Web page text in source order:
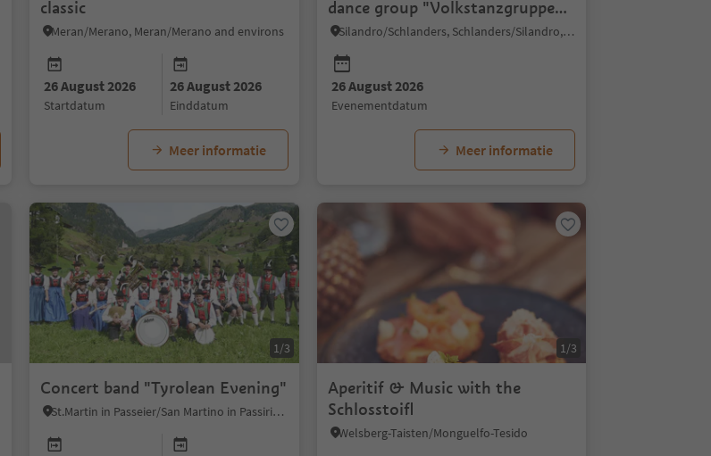
classic
Meran/Merano, Meran/Merano and environs
26 August 2026
startdatum
26 August 2026
einddatum
Meer informatie
dance group "Volkstanzgruppe
Schlanders"
Silandro/Schlanders, Schlanders/Silandro, Vinschgau/Val Venosta
26 August 2026
evenementdatum
Meer informatie
1/3
Concert band "Tyrolean Evening"
St.Martin in Passeier/San Martino in Passiria, Meran/Merano and environs
1/3
Aperitif & Music with the
Schlosstoifl
Welsberg-Taisten/Monguelfo-Tesido